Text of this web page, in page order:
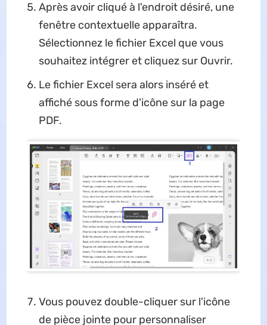
Après avoir cliqué à l'endroit désiré, une
fenêtre contextuelle apparaîtra.
Sélectionnez le fichier Excel que vous
souhaitez intégrer et cliquez sur Ouvrir.
Le fichier Excel sera alors inséré et
affiché sous forme d'icône sur la page
PDF.
Vous pouvez double-cliquer sur l'icône
de pièce jointe pour personnaliser